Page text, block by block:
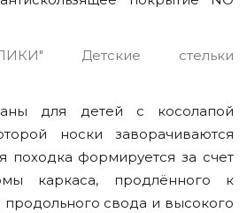
Детские стельки
для детей с косолапой
носки заворачиваются
походка формируется за счет
каркаса, продлённого к
свода и высокого